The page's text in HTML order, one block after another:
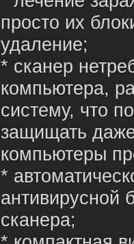
просто их
удаление;
* сканер
компьютера,
систему, что
защищать
компьютеры
*
антивирусной
сканера;